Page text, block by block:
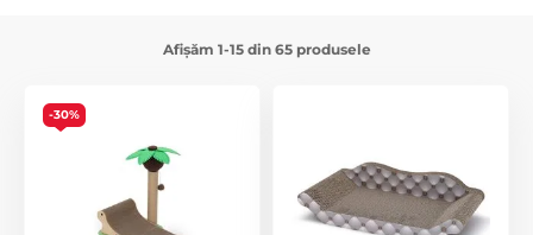
Afișăm 1-15 din 65 produsele
-30%